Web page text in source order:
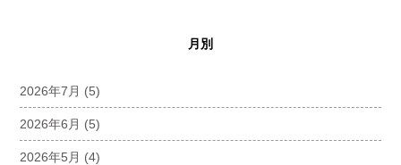
月別
2026年7月 (5)
2026年6月 (5)
2026年5月 (4)